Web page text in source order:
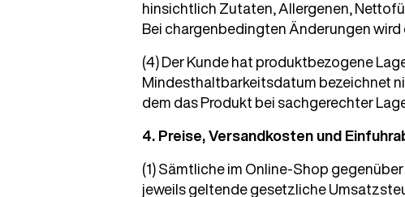
hinsichtlich Zutaten, Allergenen,
Bei chargenbedingten Änderungen
(4) Der Kunde hat produktbezogene
Mindesthaltbarkeitsdatum bezeichnet
dem das Produkt bei sachgerechter
4. Preise, Versandkosten und
(1) Sämtliche im Online-Shop
jeweils geltende gesetzliche